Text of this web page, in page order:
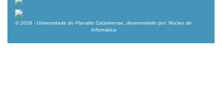
© 2026 - Universidade do Planalto Catarinense, desenvolvido por: Núcleo de
Informática